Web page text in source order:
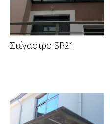
Στέγαστρο SP21